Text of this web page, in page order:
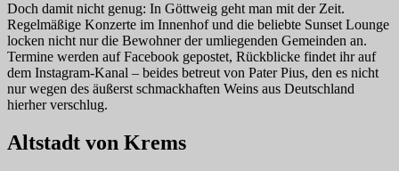
Doch damit nicht genug: In Göttweig geht man mit der Zeit.
Regelmäßige Konzerte im Innenhof und die beliebte Sunset Lounge
locken nicht nur die Bewohner der umliegenden Gemeinden an.
Termine werden auf Facebook gepostet, Rückblicke findet ihr auf
dem Instagram-Kanal – beides betreut von Pater Pius, den es nicht
nur wegen des äußerst schmackhaften Weins aus Deutschland
hierher verschlug.
Altstadt von Krems